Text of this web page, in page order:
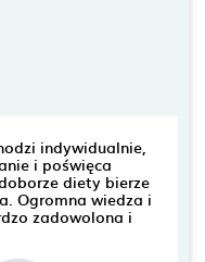
indywidualnie,
i poświęca
diety bierze
Ogromna wiedza i
zadowolona i